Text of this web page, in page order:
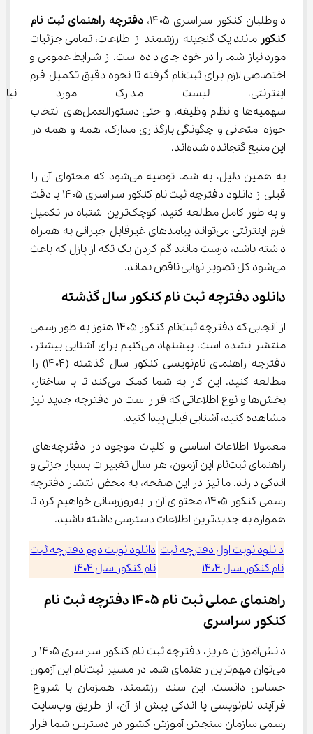
داوطلبان کنکور سراسری ۱۴۰۵،
دفترچه راهنمای ثبت ‌نام
کنکور مانند یک گنجینه ارزشمند از اطلاعات، تمامی جزئیات
مورد نیاز شما را در خود جای داده است. از شرایط عمومی و
اختصاصی لازم برای ثبت‌نام گرفته تا نحوه دقیق تکمیل فرم
اینترنتی، لیست مدارک مورد
سهمیه‌ها و نظام وظیفه، و حتی دستورالعمل‌های انتخاب
حوزه امتحانی و چگونگی بارگذاری مدارک، همه و همه در
این منبع گنجانده شده‌اند.
به همین دلیل، به شما توصیه می‌شود که محتوای آن را
قبلی از دانلود دفترچه ثبت نام کنکور سراسری ۱۴۰۵ با دقت
و به طور کامل مطالعه کنید. کوچک‌ترین اشتباه در تکمیل
فرم اینترنتی می‌تواند پیامدهای غیرقابل جبرانی به همراه
داشته باشد، درست مانند گم کردن یک تکه از پازل که باعث
می‌شود کل تصویر نهایی ناقص بماند.
دانلود دفترچه ثبت نام کنکور سال گذشته
از آنجایی که دفترچه ثبت‌نام کنکور ۱۴۰۵ هنوز به طور رسمی
منتشر نشده است، پیشنهاد می‌کنیم برای آشنایی بیشتر،
دفترچه راهنمای نام‌نویسی کنکور سال گذشته (۱۴۰۴) را
مطالعه کنید. این کار به شما کمک می‌کند تا با ساختار،
بخش‌ها و نوع اطلاعاتی که قرار است در دفترچه جدید نیز
مشاهده کنید، آشنایی قبلی پیدا کنید.
معمولا اطلاعات اساسی و کلیات موجود در دفترچه‌های
راهنمای ثبت‌نام این آزمون، هر سال تغییرات بسیار جزئی و
اندکی دارند. ما نیز در این صفحه، به محض انتشار دفترچه
رسمی کنکور ۱۴۰۵، محتوای آن را به‌روزرسانی خواهیم کرد تا
همواره به جدیدترین اطلاعات دسترسی داشته باشید.
دانلود نوبت اول دفترچه ثبت
نام کنکور سال 1404
دانلود نوبت دوم دفترچه ثبت
نام کنکور سال 1404
راهنمای عملی ثبت نام ۱۴۰۵ دفترچه ثبت نام
کنکور سراسری
دانش‌آموزان عزیز، دفترچه ثبت نام کنکور سراسری ۱۴۰۵ را
می‌توان مهم‌ترین راهنمای شما در مسیر ثبت‌نام این آزمون
حساس دانست. این سند ارزشمند، همزمان با شروع
فرآیند نام‌نویسی یا اندکی پیش از آن، از طریق وب‌سایت
رسمی سازمان سنجش آموزش کشور در دسترس شما قرار